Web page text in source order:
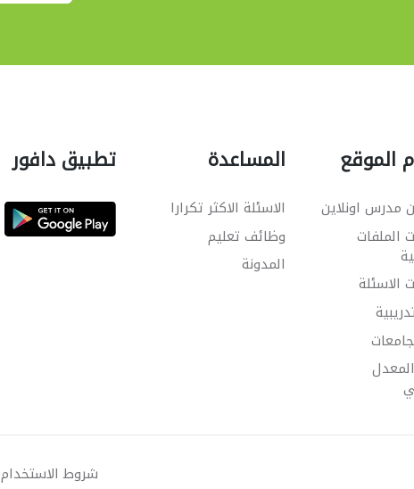
الموقع
مدرس اونلاين
الملفات
الاسئلة
المساعدة
الاسئلة الاكثر تكرارا
وظائف تعليم
المدونة
تطبيق دافور
شروط الاستخدام